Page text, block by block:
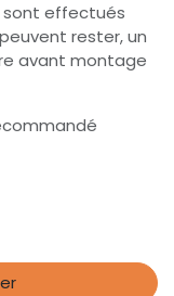
sont effectués
rester, un
avant montage